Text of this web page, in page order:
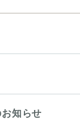
知らせ